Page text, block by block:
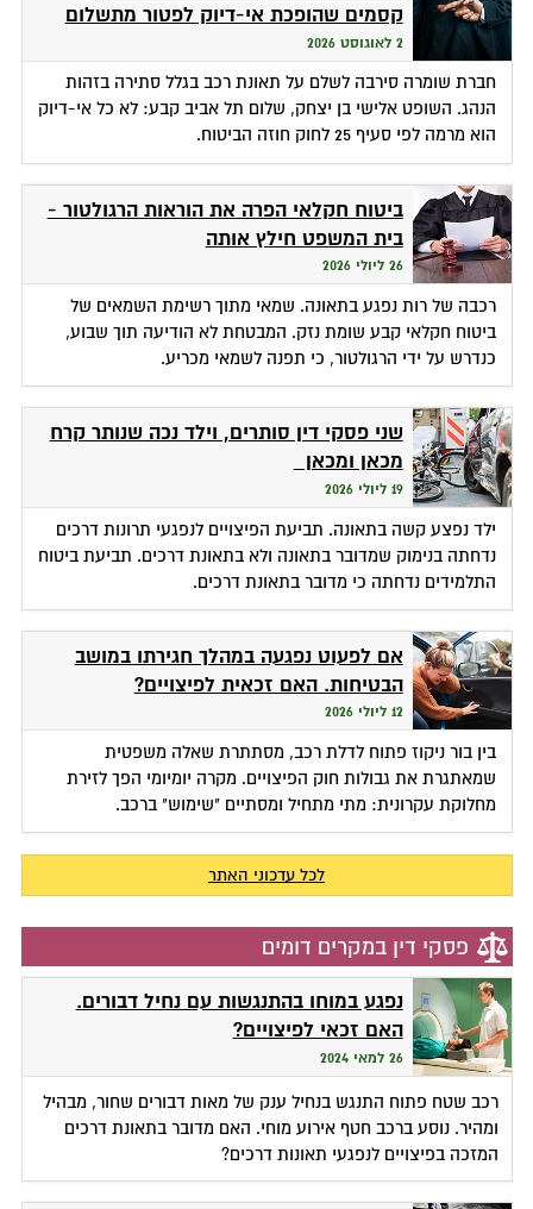
קסמים שהופכת אי-דיוק לפטור מתשלום
2 לאוגוסט 2026
חברת שומרה סירבה לשלם על תאונת רכב בגלל סתירה בזהות
הנהג. השופט אלישי בן יצחק, שלום תל אביב קבע: לא כל אי-דיוק
הוא מרמה לפי סעיף 25 לחוק חוזה הביטוח.
ביטוח חקלאי הפרה את הוראות הרגולטור -
בית המשפט חילץ אותה
26 ליולי 2026
רכבה של רות נפגע בתאונה. שמאי מתוך רשימת השמאים של
ביטוח חקלאי קבע שומת נזק. המבטחת לא הודיעה תוך שבוע,
כנדרש על ידי הרגולטור, כי תפנה לשמאי מכריע.
שני פסקי דין סותרים, וילד נכה שנותר קרח
מכאן ומכאן
19 ליולי 2026
ילד נפצע קשה בתאונה. תביעת הפיצויים לנפגעי תרונות דרכים
נדחתה בנימוק שמדובר בתאונה ולא בתאונת דרכים. תביעת ביטוח
התלמידים נדחתה כי מדובר בתאונת דרכים.
אם לפעוט נפגעה במהלך חגירתו במושב
הבטיחות. האם זכאית לפיצויים?
12 ליולי 2026
בין בור ניקוז פתוח לדלת רכב, מסתתרת שאלה משפטית
שמאתגרת את גבולות חוק הפיצויים. מקרה יומיומי הפך לזירת
מחלוקת עקרונית: מתי מתחיל ומסתיים "שימוש" ברכב.
לכל עדכוני האתר
פסקי דין במקרים דומים
נפגע במוחו בהתנגשות עם נחיל דבורים.
האם זכאי לפיצויים?
26 למאי 2024
רכב שטח פתוח התנגש בנחיל ענק של מאות דבורים שחור, מבהיל
ומהיר. נוסע ברכב חטף אירוע מוחי. האם מדובר בתאונת דרכים
המזכה בפיצויים לנפגעי תאונות דרכים?